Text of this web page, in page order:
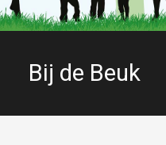
Bij de Beuk